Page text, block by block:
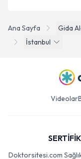
Ana Sayfa
Gida
İstanbul
Videolar
Doktorsitesi.com